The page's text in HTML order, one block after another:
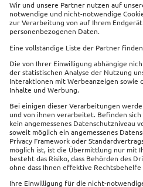
*Quelle: DAV 2021I
Beliebte Produkte
Service
Kontakt
Links
Impressum Datenschutz
Cookie Einstellungen
Vertrag widerrufen